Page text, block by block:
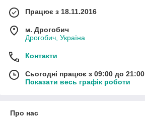
Працює з 18.11.2016
м. Дрогобич
Дрогобич, Україна
Контакти
Сьогодні працює з 09:00 до 21:00
Показати весь графік роботи
Про нас